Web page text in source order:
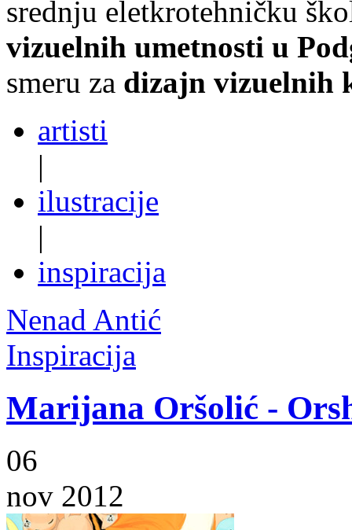
srednju eletkrotehničku
vizuelnih umetnosti u
smeru za dizajn vizuelnih
artisti
|
ilustracije
|
inspiracija
Nenad Antić
Inspiracija
Marijana Oršolić -
06
nov 2012